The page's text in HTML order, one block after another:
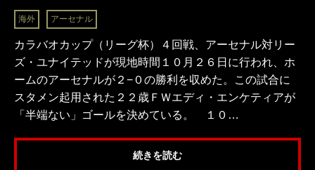
海外 アーセナル
カラバオカップ（リーグ杯）４回戦、アーセナル対リー
ズ・ユナイテッドが現地時間１０月２６日に行われ、ホ
ームのアーセナルが２−０の勝利を収めた。この試合に
スタメン起用された２２歳ＦＷエディ・エンケティアが
「半端ない」ゴールを決めている。 １０…
続きを読む